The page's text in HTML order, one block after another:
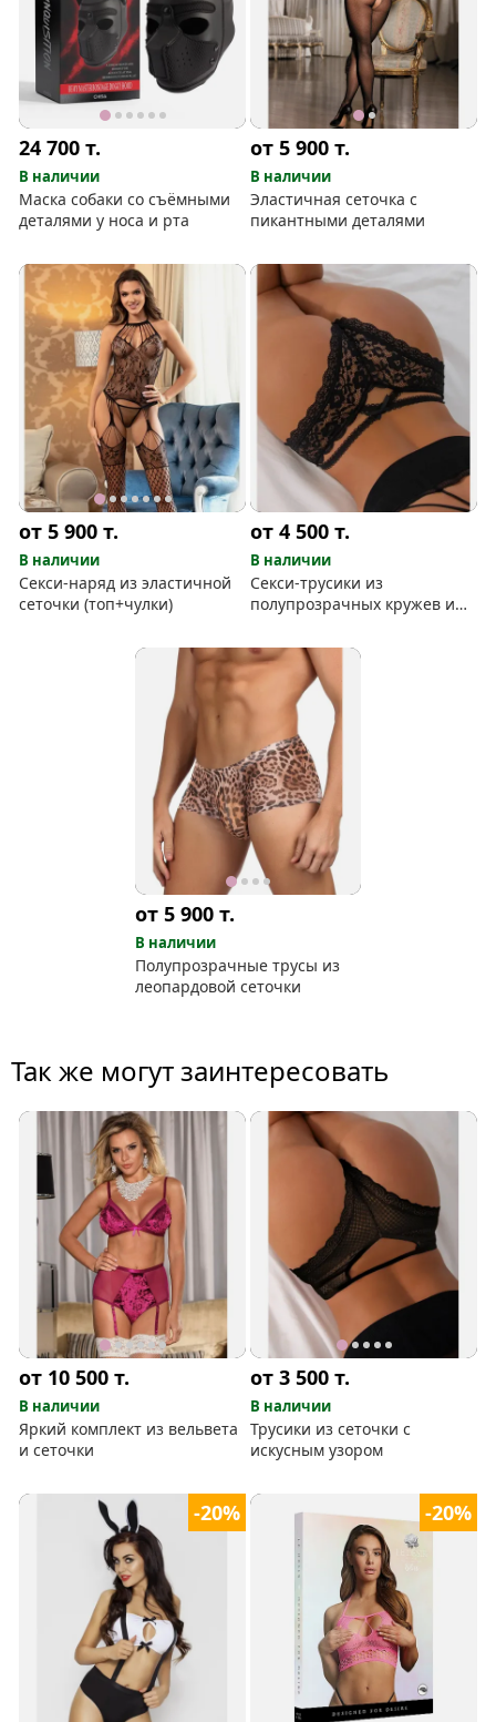
24 700т.
В наличии
Маска собаки со съёмными
деталями у носа и рта
от 5 900т.
В наличии
Эластичная сеточка с
пикантными деталями
от 5 900т.
В наличии
Секси-наряд из эластичной
сеточки (топ+чулки)
от 4 500т.
В наличии
Секси-трусики из
полупрозрачных кружев и
от 5 900 т.
В наличии
Полупрозрачные трусы из
леопардовой сеточки
Так же могут заинтересовать
от 10 500т.
В наличии
Яркий комплект из вельвета
и сеточки
от 3 500т.
В наличии
Трусики из сеточки с
искусным узором
-20% -20%